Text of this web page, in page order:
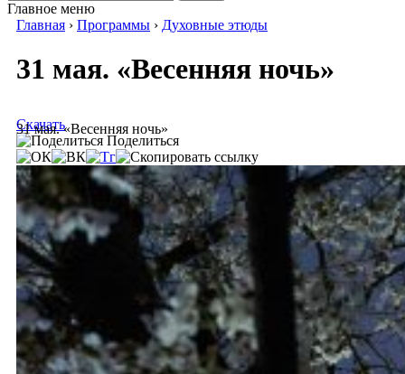
Главное меню
Главная › Программы › Духовные этюды
31 мая. «Весенняя ночь»
31 мая. «Весенняя ночь»
Скачать
Поделиться